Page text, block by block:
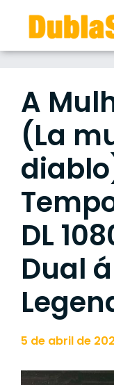
content
A
(La
DL
Dual
5 de abril de